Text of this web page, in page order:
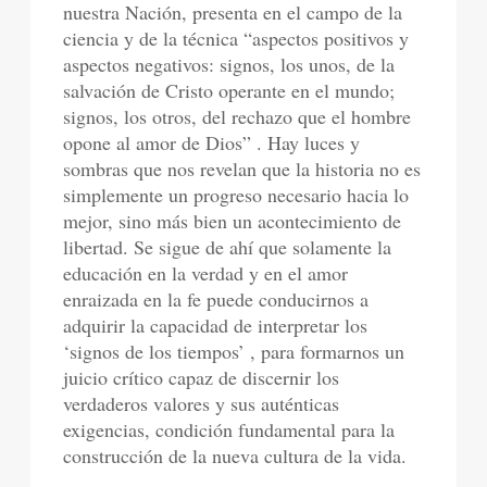
nuestra Nación, presenta en el campo de la
ciencia y de la técnica “aspectos positivos y
aspectos negativos: signos, los unos, de la
salvación de Cristo operante en el mundo;
signos, los otros, del rechazo que el hombre
opone al amor de Dios” . Hay luces y
sombras que nos revelan que la historia no es
simplemente un progreso necesario hacia lo
mejor, sino más bien un acontecimiento de
libertad. Se sigue de ahí que solamente la
educación en la verdad y en el amor
enraizada en la fe puede conducirnos a
adquirir la capacidad de interpretar los
‘signos de los tiempos’ , para formarnos un
juicio crítico capaz de discernir los
verdaderos valores y sus auténticas
exigencias, condición fundamental para la
construcción de la nueva cultura de la vida.